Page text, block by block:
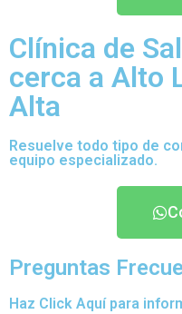
Clínica de
cerca a Alto
Alta
Resuelve todo tipo de
equipo especializado.
Preguntas
Haz Click Aquí para